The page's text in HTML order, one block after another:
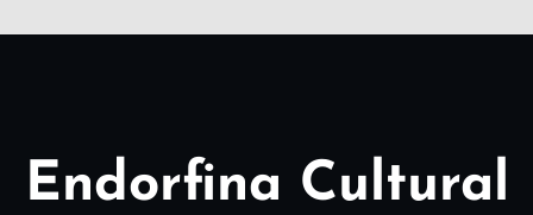
Endorfina Cultural